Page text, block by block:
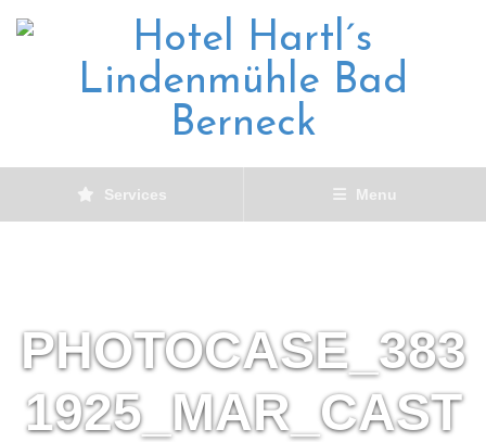
Services Menu
PHOTOCASE_383
1925_MAR_CAST